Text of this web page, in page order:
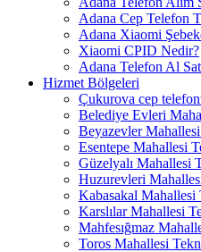
Adana Cep Telefon
Adana Xiaomi
Xiaomi CPID Nedir?
Adana Telefon Al Sat
Hizmet Bölgeleri
Çukurova cep
Belediye Evleri
Beyazevler
Esentepe Mahallesi
Güzelyalı Mahallesi
Huzurevleri
Kabasakal Mahallesi
Karslılar Mahallesi
Mahfesığmaz
Toros Mahallesi